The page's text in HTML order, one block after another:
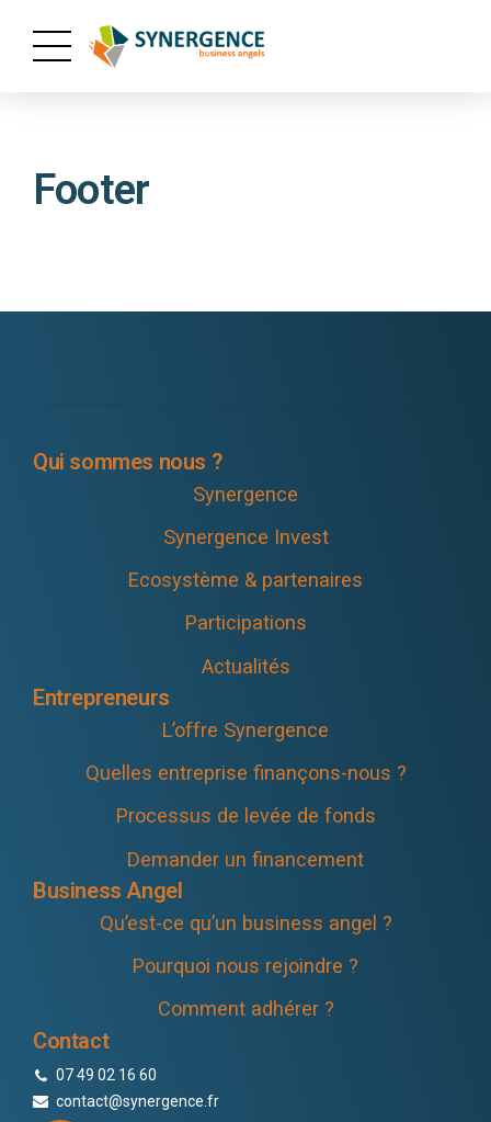
Footer
Qui sommes nous ?
Synergence
Synergence Invest
Ecosystème & partenaires
Participations
Actualités
Entrepreneurs
L’offre Synergence
Quelles entreprise finançons-nous ?
Processus de levée de fonds
Demander un financement
Business Angel
Qu’est-ce qu’un business angel ?
Pourquoi nous rejoindre ?
Comment adhérer ?
Contact
07 49 02 16 60
contact@synergence.fr